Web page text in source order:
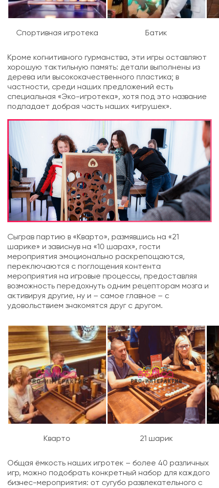
Спортивная игротека Батик
Кроме когнитивного гурманства, эти игры оставляют
хорошую тактильную память: детали выполнены из
дерева или высококачественного пластика; в
частности, среди наших предложений есть
специальная «Эко-игротека», хотя под это название
подпадает добрая часть наших «игрушек».
Сыграв партию в «Кварто», размявшись на «21
шарике» и зависнув на «10 шарах», гости
мероприятия эмоционально раскрепощаются,
переключаются с поглощения контента
мероприятия на игровые процессы, предоставляя
возможность передохнуть одним рецепторам мозга и
активируя другие, ну и – самое главное – с
удовольствием знакомятся друг с другом.
Кварто 21 шарик
Общая ёмкость наших игротек – более 40 различных
игр, можно подобрать конкретный набор для каждого
бизнес-мероприятия: от сугубо развлекательного с